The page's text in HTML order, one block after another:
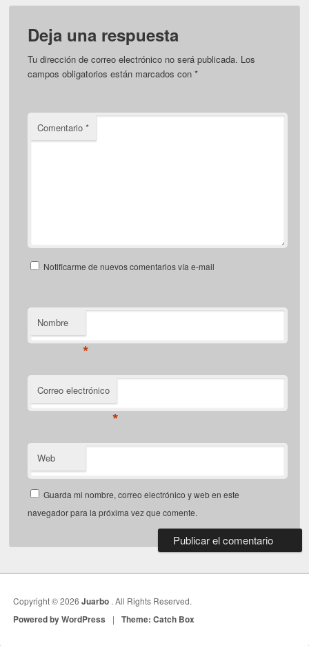
Deja una respuesta
Tu dirección de correo electrónico no será publicada. Los
campos obligatorios están marcados con*
Comentario*
Notificarme de nuevos comentarios vía e-mail
Nombre
*
Correo electrónico
*
Web
Guarda mi nombre, correo electrónico y web en este
navegador para la próxima vez que comente.
Copyright © 2026Juarbo . All Rights Reserved.
Powered by WordPress | Theme: Catch Box